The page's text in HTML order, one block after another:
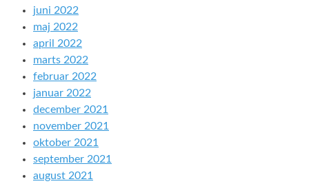
juni 2022
maj 2022
april 2022
marts 2022
februar 2022
januar 2022
december 2021
november 2021
oktober 2021
september 2021
august 2021